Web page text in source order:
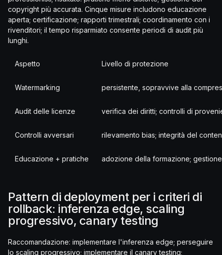
copyright più accurata. Cinque misure includono educazione
aperta; certificazione; rapporti trimestrali; coordinamento con i
rivenditori; il tempo risparmiato consente periodi di audit più
lunghi.
Aspetto Livello di protezione
Watermarking persistente, sopravvive alla
Audit delle licenze verifica dei diritti; controlli di
Controlli avversari rilevamento bias; integrità del
Educazione + pratiche adozione della formazione;
Pattern di deployment per i criteri di
rollback: inferenza edge, scaling
progressivo, canary testing
Raccomandazione: implementare l'inferenza edge; perseguire
lo scaling progressivo; implementare il canary testing;